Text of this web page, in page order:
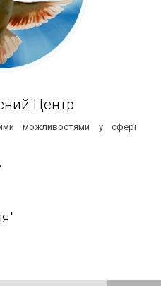
Центр
можливостями у сфері